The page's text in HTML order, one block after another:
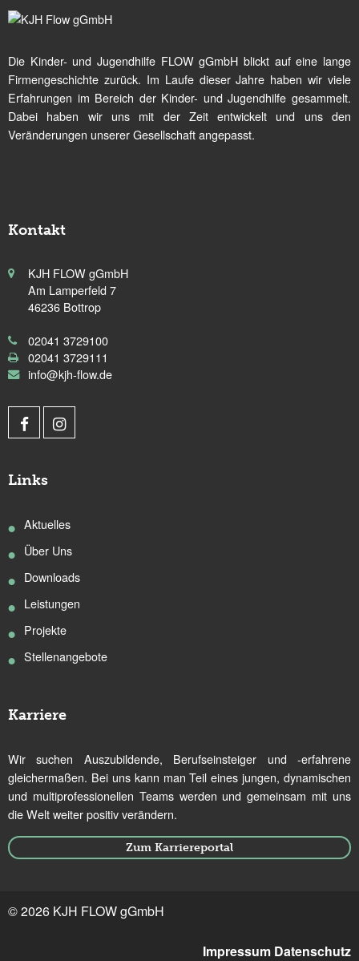
Die Kinder- und Jugendhilfe FLOW gGmbH blickt auf eine lange
Firmengeschichte zurück. Im Laufe dieser Jahre haben wir viele
Erfahrungen im Bereich der Kinder- und Jugendhilfe gesammelt.
Dabei haben wir uns mit der Zeit entwickelt und uns den
Veränderungen unserer Gesellschaft angepasst.
Kontakt
KJH FLOW gGmbH
Am Lamperfeld 7
46236 Bottrop
02041 3729100
02041 3729111
info@kjh-flow.de
Links
Aktuelles
Über Uns
Downloads
Leistungen
Projekte
Stellenangebote
Karriere
Wir suchen Auszubildende, Berufseinsteiger und -erfahrene
gleichermaßen. Bei uns kann man Teil eines jungen, dynamischen
und multiprofessionellen Teams werden und gemeinsam mit uns
die Welt weiter positiv verändern.
Zum Karriereportal
© 2026 KJH FLOW gGmbH
Impressum Datenschutz